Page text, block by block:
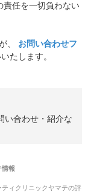
責任を一切負わない
、
お問い合わせフ
たします。
い合わせ・紹介な
情報
ィクリニックヤマテの評